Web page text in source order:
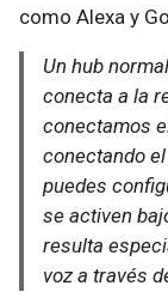
como Alexa y
Un hub
conecta a la
conectamos
conectando
puedes
se activen
resulta
voz a través